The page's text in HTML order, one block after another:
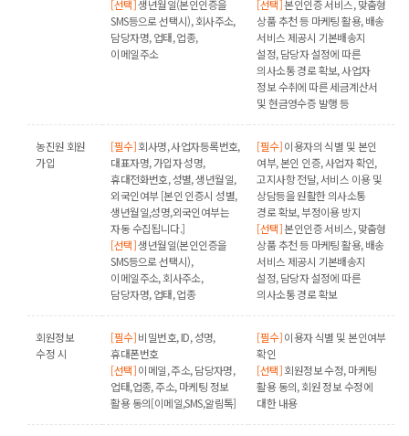
[선택]생년월일(본인인증을
SMS등으로 선택시), 회사주소,
담당자명, 업태, 업종,
이메일주소
[선택]본인인증 서비스, 맞춤형
상품 추천 등 마케팅 활용, 배송
서비스 제공시 기본배송지
설정, 담당자 설정에 따른
의사소통 경로 확보, 사업자
정보 수취에 따른 세금계산서
및 현금영수증 발행 등
농진원 회원
가입
[필수]회사명, 사업자등록번호,
대표자명, 가입자 성명,
휴대전화번호, 성별, 생년월일,
외국인여부 [본인 인증시 성별,
생년월일,성명,외국인여부는
자동 수집됩니다.]
[선택]생년월일(본인인증을
SMS등으로 선택시),
이메일주소, 회사주소,
담당자명, 업태, 업종
[필수]이용자의 식별 및 본인
여부, 본인 인증, 사업자 확인,
고지사항 전달, 서비스 이용 및
상담등을 원활한 의사소통
경로 확보, 부정이용 방지
[선택]본인인증 서비스, 맞춤형
상품 추천 등 마케팅 활용, 배송
서비스 제공시 기본배송지
설정, 담당자 설정에 따른
의사소통 경로 확보
회원정보
수정 시
[필수]비밀번호, ID, 성명,
휴대폰번호
[선택]이메일, 주소, 담당자명,
업태,업종, 주소, 마케팅 정보
활용 동의[이메일,SMS,알림톡]
[필수]이용자 식별 및 본인여부
확인
[선택]회원정보 수정, 마케팅
활용 동의, 회원 정보 수정에
대한 내용